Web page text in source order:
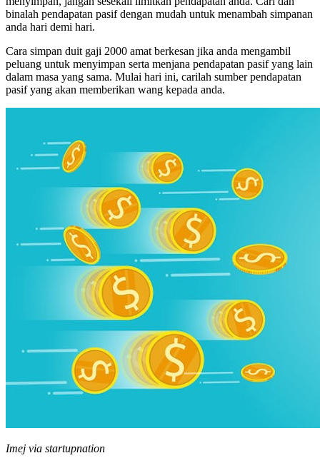
binalah pendapatan pasif dengan mudah untuk menambah simpanan
anda hari demi hari.
Cara simpan duit gaji 2000 amat berkesan jika anda mengambil
peluang untuk menyimpan serta menjana pendapatan pasif yang lain
dalam masa yang sama. Mulai hari ini, carilah sumber pendapatan
pasif yang akan memberikan wang kepada anda.
Imej via startupnation